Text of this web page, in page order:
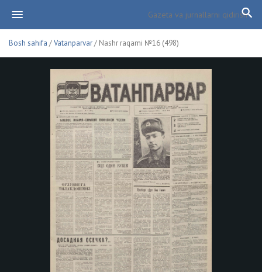
Bosh sahifa /Vatanparvar/ Nashr raqami №16 (498)